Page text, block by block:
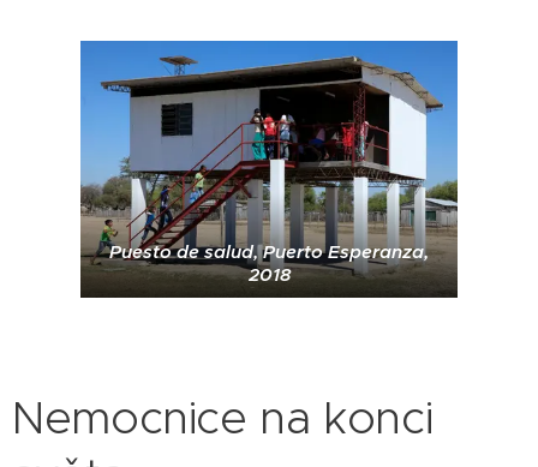
Puesto de salud, Puerto Esperanza,
2018
Nemocnice na konci